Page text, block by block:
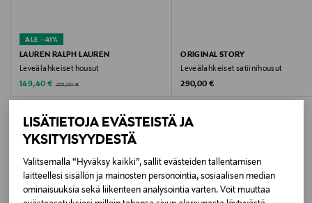
LISÄTIETOJA EVÄSTEISTÄ JA
YKSITYISYYDESTÄ
Valitsemalla “Hyväksy kaikki”, sallit evästeiden tallentamisen
laitteellesi sisällön ja mainosten personointia, sosiaalisen median
ominaisuuksia sekä liikenteen analysointia varten. Voit muuttaa
402_512 NIGHT
Koko
Valmistusmaa
Kiina
Valmistajan tuotenumero
ALE –41%
LAUREN RALPH LAUREN
Leveälahkeiset housut
Discounted Price
149,40 € Original Price
255,00 €
ORIGINAL STORY
Leveälahkeiset satiinihousut
Original Price
290,00 €
LISÄÄ KIINNOSTAVIA